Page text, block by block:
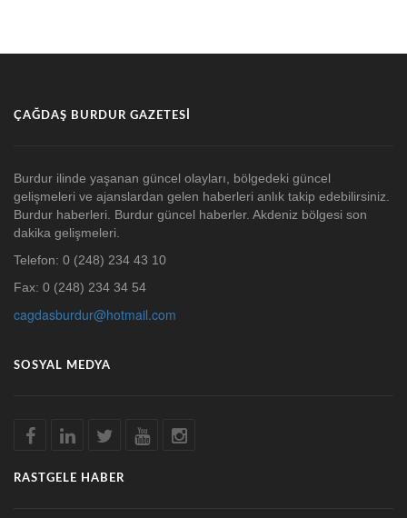
ÇAĞDAŞ BURDUR GAZETESI
Burdur ilinde yaşanan güncel olayları, bölgedeki güncel
gelişmeleri ve ajanslardan gelen haberleri anlık takip edebilirsiniz.
Burdur haberleri. Burdur güncel haberler. Akdeniz bölgesi son
dakika gelişmeleri.
Telefon: 0 (248) 234 43 10
Fax: 0 (248) 234 34 54
cagdasburdur@hotmail.com
SOSYAL MEDYA
RASTGELE HABER